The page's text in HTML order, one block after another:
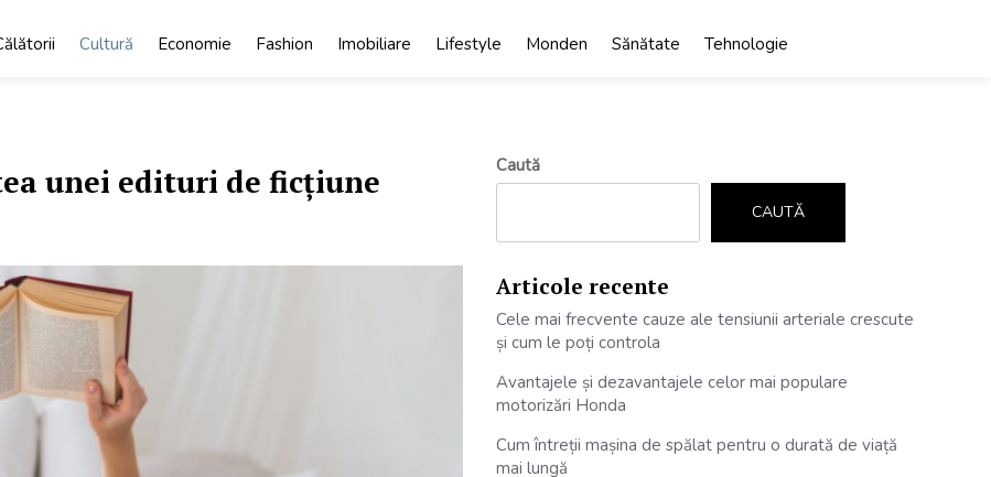
Cultură Economie Fashion Imobiliare Lifestyle Monden Sănătate Tehnologie
unei edituri de ficțiune Caută
CAUTĂ
Articole recente
Cele mai frecvente cauze ale tensiunii arteriale crescute
și cum le poți controla
Avantajele și dezavantajele celor mai populare
motorizări Honda
Cum întreții mașina de spălat pentru o durată de viață
mai lungă